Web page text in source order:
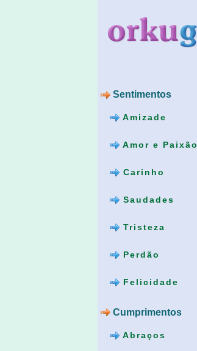
Sentimentos
Amizade
Amor e Paixão
Carinho
Saudades
Tristeza
Perdão
Felicidade
Cumprimentos
Abraços